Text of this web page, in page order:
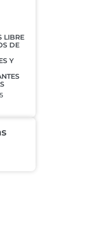
LIBRE
DE
Y